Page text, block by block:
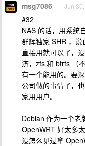
msg7086 Jun
#32
NAS 的话，用系统
群辉独家 SHR ，
直接用就可以了，
济，zfs 和 btrfs （
有一个能用的。要
公司做的事情了，
家用用户。
Debian 作为一个老
OpenWRT 好太多
没怎么见过拿